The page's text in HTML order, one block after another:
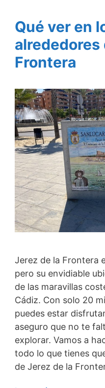
Qué ver en
alrededores
Frontera
Jerez de la Frontera
pero su envidiable
de las maravillas
Cádiz. Con solo 20
puedes estar
aseguro que no te
explorar. Vamos a
todo lo que tienes
de Jerez de la